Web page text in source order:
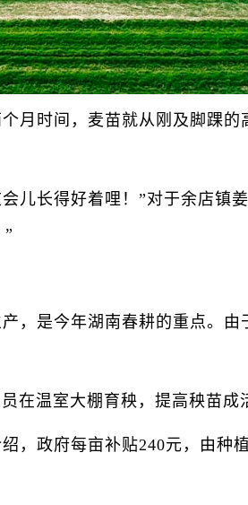
时间，麦苗就从刚及脚踝的
长得好着哩！”对于余店镇
是今年湖南春耕的重点。由
温室大棚育秧，提高秧苗成
政府每亩补贴240元，由种